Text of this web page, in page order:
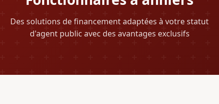
Des solutions de financement adaptées à votre statut
d'agent public avec des avantages exclusifs